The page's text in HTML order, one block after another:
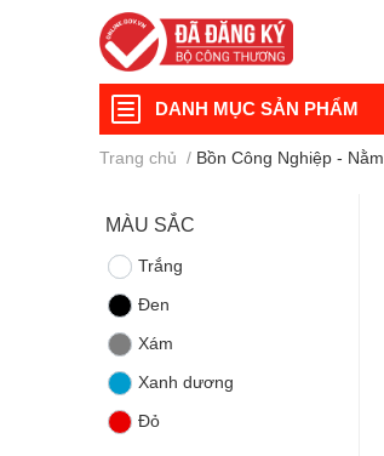
DANH MỤC SẢN PHẨM
Trang chủ / Bồn Công Nghiệp - Nằm
MÀU SẮC
Trắng
Đen
Xám
Xanh dương
Đỏ